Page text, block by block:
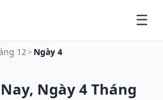
12> Ngày 4
Ngày 4 Tháng